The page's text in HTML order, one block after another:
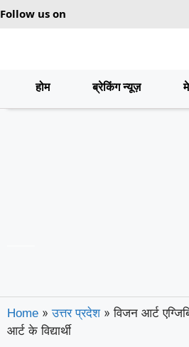
Follow us on
होम ब्रेकिंग न्यूज़
Home » उत्तर प्रदेश » विजन आर्ट
आर्ट के विद्यार्थी